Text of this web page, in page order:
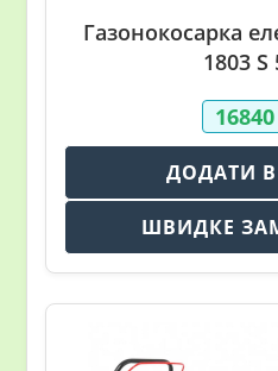
Газонокосарка
1803 S
16840
ДОДАТИ
ШВИДКЕ